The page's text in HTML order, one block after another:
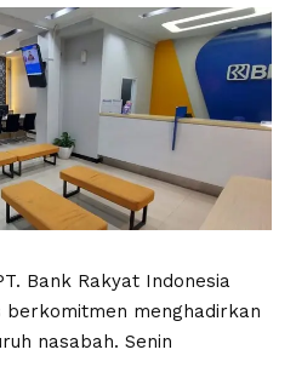
Bank Rakyat Indonesia
berkomitmen menghadirkan
nasabah. Senin